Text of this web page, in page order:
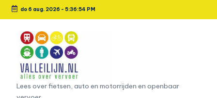
Ga
inhoud
do 6 aug. 2026 - 5:36:55 PM
L
Lees over fietsen, auto en motorrijden en openbaar